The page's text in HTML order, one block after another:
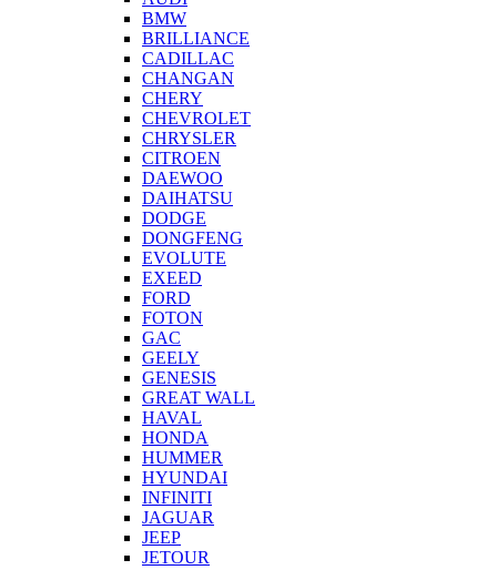
BMW
BRILLIANCE
CADILLAC
CHANGAN
CHERY
CHEVROLET
CHRYSLER
CITROEN
DAEWOO
DAIHATSU
DODGE
DONGFENG
EVOLUTE
EXEED
FORD
FOTON
GAC
GEELY
GENESIS
GREAT WALL
HAVAL
HONDA
HUMMER
HYUNDAI
INFINITI
JAGUAR
JEEP
JETOUR